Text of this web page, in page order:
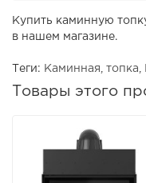
Купить каминную
в нашем магазине.
Теги: Каминная топка
Товары этого